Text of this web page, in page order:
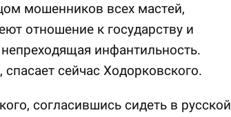
мошенников всех мастей,
отношение к государству и
инфантильность.
сейчас Ходорковского.
согласившись сидеть в русской